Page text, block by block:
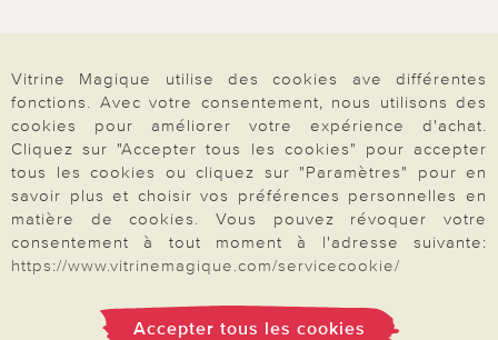
Paiement & Livraison
À propos de nous
Besoin d'aide?
Mentions légales |CGV|Données & liberté|Vie privée & cookies
Vitrine Magique utilise des cookies ave différentes
fonctions. Avec votre consentement, nous utilisons des
cookies pour améliorer votre expérience d'achat.
Cliquez sur "Accepter tous les cookies" pour accepter
tous les cookies ou cliquez sur "Paramètres" pour en
savoir plus et choisir vos préférences personnelles en
matière de cookies. Vous pouvez révoquer votre
consentement à tout moment à l'adresse suivante:
https://www.vitrinemagique.com/servicecookie/
Accepter tous les cookies